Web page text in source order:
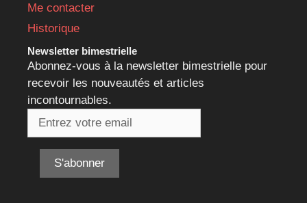
Me contacter
Historique
Newsletter bimestrielle
Abonnez-vous à la newsletter bimestrielle pour
recevoir les nouveautés et articles
incontournables.